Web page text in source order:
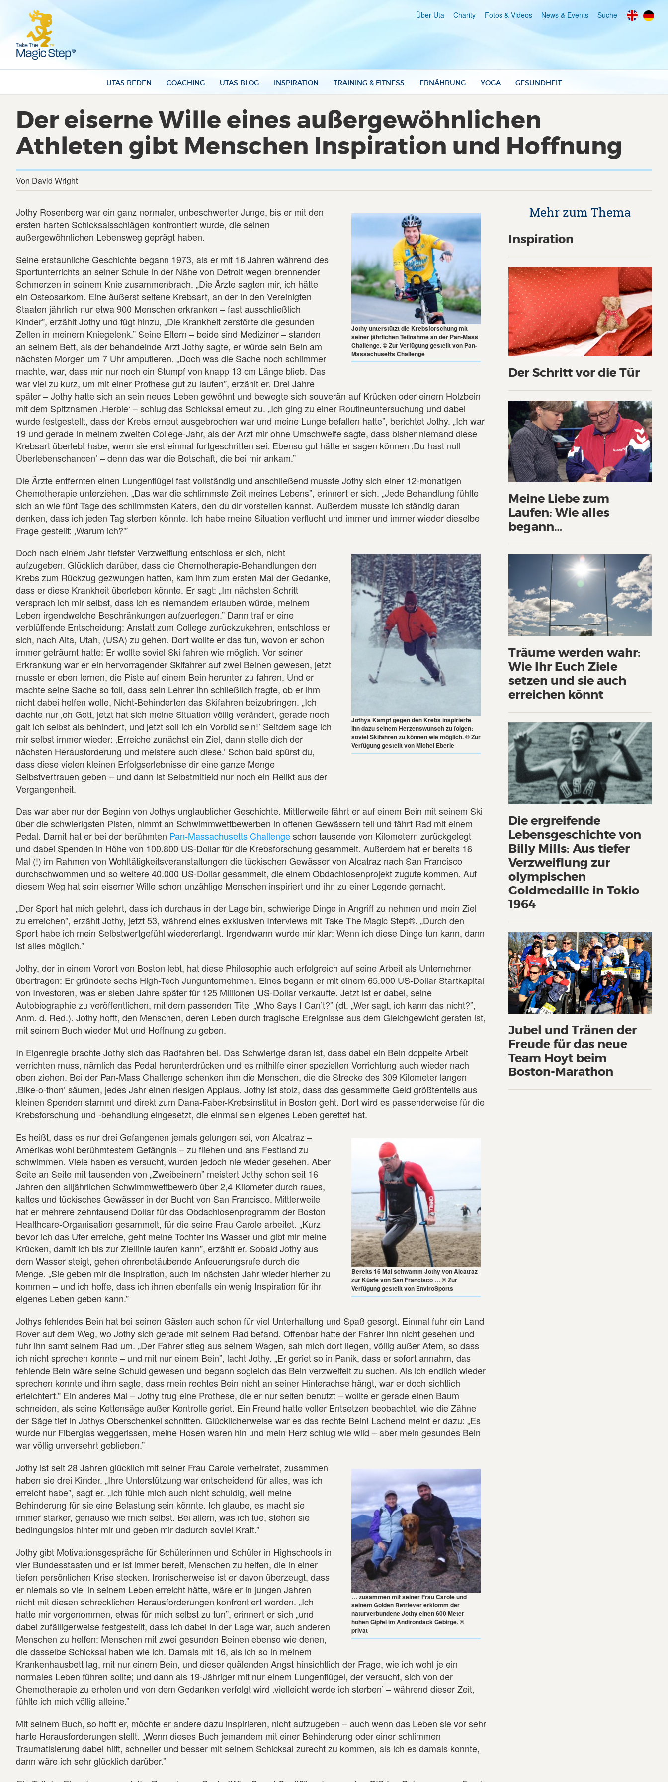
UTAS REDEN COACHING UTAS BLOG INSPIRATION TRAINING & FITNESS ERNÄHRUNG YOGA GESUNDHEIT
Über Uta Charity Fotos & Videos News & Events Suche
Der eiserne Wille eines außergewöhnlichen
Athleten gibt Menschen Inspiration und Hoffnung
Von David Wright
Jothy unterstützt die Krebsforschung mit
seiner jährlichen Teilnahme an der Pan-Mass
Challenge. © Zur Verfügung gestellt von Pan-
Massachusetts Challenge
Jothy Rosenberg war ein ganz normaler, unbeschwerter Junge, bis er mit den
ersten harten Schicksalsschlägen konfrontiert wurde, die seinen
außergewöhnlichen Lebensweg geprägt haben.
Seine erstaunliche Geschichte begann 1973, als er mit 16 Jahren während des
Sportunterrichts an seiner Schule in der Nähe von Detroit wegen brennender
Schmerzen in seinem Knie zusammenbrach. „Die Ärzte sagten mir, ich hätte
ein Osteosarkom. Eine äußerst seltene Krebsart, an der in den Vereinigten
Staaten jährlich nur etwa 900 Menschen erkranken – fast ausschließlich
Kinder”, erzählt Jothy und fügt hinzu, „Die Krankheit zerstörte die gesunden
Zellen in meinem Kniegelenk.” Seine Eltern – beide sind Mediziner – standen
an seinem Bett, als der behandelnde Arzt Jothy sagte, er würde sein Bein am
nächsten Morgen um 7 Uhr amputieren. „Doch was die Sache noch schlimmer
machte, war, dass mir nur noch ein Stumpf von knapp 13 cm Länge blieb. Das
war viel zu kurz, um mit einer Prothese gut zu laufen”, erzählt er. Drei Jahre
später – Jothy hatte sich an sein neues Leben gewöhnt und bewegte sich souverän auf Krücken oder einem Holzbein
mit dem Spitznamen ‚Herbie‘ – schlug das Schicksal erneut zu. „Ich ging zu einer Routineuntersuchung und dabei
wurde festgestellt, dass der Krebs erneut ausgebrochen war und meine Lunge befallen hatte”, berichtet Jothy. „Ich war
19 und gerade in meinem zweiten College-Jahr, als der Arzt mir ohne Umschweife sagte, dass bisher niemand diese
Krebsart überlebt habe, wenn sie erst einmal fortgeschritten sei. Ebenso gut hätte er sagen können ‚Du hast null
Überlebenschancen’ – denn das war die Botschaft, die bei mir ankam.”
Die Ärzte entfernten einen Lungenflügel fast vollständig und anschließend musste Jothy sich einer 12-monatigen
Chemotherapie unterziehen. „Das war die schlimmste Zeit meines Lebens”, erinnert er sich. „Jede Behandlung fühlte
sich an wie fünf Tage des schlimmsten Katers, den du dir vorstellen kannst. Außerdem musste ich ständig daran
denken, dass ich jeden Tag sterben könnte. Ich habe meine Situation verflucht und immer und immer wieder dieselbe
Frage gestellt: ‚Warum ich?'”
Jothys Kampf gegen den Krebs inspirierte
ihn dazu seinem Herzenswunsch zu folgen:
soviel Skifahren zu können wie möglich. © Zur
Verfügung gestellt von Michel Eberle
Doch nach einem Jahr tiefster Verzweiflung entschloss er sich, nicht
aufzugeben. Glücklich darüber, dass die Chemotherapie-Behandlungen den
Krebs zum Rückzug gezwungen hatten, kam ihm zum ersten Mal der Gedanke,
dass er diese Krankheit überleben könnte. Er sagt: „Im nächsten Schritt
versprach ich mir selbst, dass ich es niemandem erlauben würde, meinem
Leben irgendwelche Beschränkungen aufzuerlegen.” Dann traf er eine
verblüffende Entscheidung: Anstatt zum College zurückzukehren, entschloss er
sich, nach Alta, Utah, (USA) zu gehen. Dort wollte er das tun, wovon er schon
immer geträumt hatte: Er wollte soviel Ski fahren wie möglich. Vor seiner
Erkrankung war er ein hervorragender Skifahrer auf zwei Beinen gewesen, jetzt
musste er eben lernen, die Piste auf einem Bein herunter zu fahren. Und er
machte seine Sache so toll, dass sein Lehrer ihn schließlich fragte, ob er ihm
nicht dabei helfen wolle, Nicht-Behinderten das Skifahren beizubringen. „Ich
dachte nur ‚oh Gott, jetzt hat sich meine Situation völlig verändert, gerade noch
galt ich selbst als behindert, und jetzt soll ich ein Vorbild sein!’ Seitdem sage ich
mir selbst immer wieder: ‚Erreiche zunächst ein Ziel, dann stelle dich der
nächsten Herausforderung und meistere auch diese.’ Schon bald spürst du,
dass diese vielen kleinen Erfolgserlebnisse dir eine ganze Menge
Selbstvertrauen geben – und dann ist Selbstmitleid nur noch ein Relikt aus der
Vergangenheit.
Das war aber nur der Beginn von Jothys unglaublicher Geschichte. Mittlerweile fährt er auf einem Bein mit seinem Ski
über die schwierigsten Pisten, nimmt an Schwimmwettbewerben in offenen Gewässern teil und fährt Rad mit einem
Pedal. Damit hat er bei der berühmten Pan-Massachusetts Challengeschon tausende von Kilometern zurückgelegt
und dabei Spenden in Höhe von 100.800 US-Dollar für die Krebsforschung gesammelt. Außerdem hat er bereits 16
Mal (!) im Rahmen von Wohltätigkeitsveranstaltungen die tückischen Gewässer von Alcatraz nach San Francisco
durchschwommen und so weitere 40.000 US-Dollar gesammelt, die einem Obdachlosenprojekt zugute kommen. Auf
diesem Weg hat sein eiserner Wille schon unzählige Menschen inspiriert und ihn zu einer Legende gemacht.
„Der Sport hat mich gelehrt, dass ich durchaus in der Lage bin, schwierige Dinge in Angriff zu nehmen und mein Ziel
zu erreichen”, erzählt Jothy, jetzt 53, während eines exklusiven Interviews mit Take The Magic Step®. „Durch den
Sport habe ich mein Selbstwertgefühl wiedererlangt. Irgendwann wurde mir klar: Wenn ich diese Dinge tun kann, dann
ist alles möglich.”
Jothy, der in einem Vorort von Boston lebt, hat diese Philosophie auch erfolgreich auf seine Arbeit als Unternehmer
übertragen: Er gründete sechs High-Tech Jungunternehmen. Eines begann er mit einem 65.000 US-Dollar Startkapital
von Investoren, was er sieben Jahre später für 125 Millionen US-Dollar verkaufte. Jetzt ist er dabei, seine
Autobiographie zu veröffentlichen, mit dem passenden Titel „Who Says I Can’t?” (dt. „Wer sagt, ich kann das nicht?”,
Anm. d. Red.). Jothy hofft, den Menschen, deren Leben durch tragische Ereignisse aus dem Gleichgewicht geraten ist,
mit seinem Buch wieder Mut und Hoffnung zu geben.
In Eigenregie brachte Jothy sich das Radfahren bei. Das Schwierige daran ist, dass dabei ein Bein doppelte Arbeit
verrichten muss, nämlich das Pedal herunterdrücken und es mithilfe einer speziellen Vorrichtung auch wieder nach
oben ziehen. Bei der Pan-Mass Challenge schenken ihm die Menschen, die die Strecke des 309 Kilometer langen
‚Bike-o-thon’ säumen, jedes Jahr einen riesigen Applaus. Jothy ist stolz, dass das gesammelte Geld größtenteils aus
kleinen Spenden stammt und direkt zum Dana-Faber-Krebsinstitut in Boston geht. Dort wird es passenderweise für die
Krebsforschung und -behandlung eingesetzt, die einmal sein eigenes Leben gerettet hat.
Bereits 16 Mal schwamm Jothy von Alcatraz
zur Küste von San Francisco … © Zur
Verfügung gestellt von EnviroSports
Es heißt, dass es nur drei Gefangenen jemals gelungen sei, von Alcatraz –
Amerikas wohl berühmtestem Gefängnis – zu fliehen und ans Festland zu
schwimmen. Viele haben es versucht, wurden jedoch nie wieder gesehen. Aber
Seite an Seite mit tausenden von „Zweibeinern” meistert Jothy schon seit 16
Jahren den alljährlichen Schwimmwettbewerb über 2,4 Kilometer durch raues,
kaltes und tückisches Gewässer in der Bucht von San Francisco. Mittlerweile
hat er mehrere zehntausend Dollar für das Obdachlosenprogramm der Boston
Healthcare-Organisation gesammelt, für die seine Frau Carole arbeitet. „Kurz
bevor ich das Ufer erreiche, geht meine Tochter ins Wasser und gibt mir meine
Krücken, damit ich bis zur Ziellinie laufen kann”, erzählt er. Sobald Jothy aus
dem Wasser steigt, gehen ohrenbetäubende Anfeuerungsrufe durch die
Menge. „Sie geben mir die Inspiration, auch im nächsten Jahr wieder hierher zu
kommen – und ich hoffe, dass ich ihnen ebenfalls ein wenig Inspiration für ihr
eigenes Leben geben kann.”
Jothys fehlendes Bein hat bei seinen Gästen auch schon für viel Unterhaltung und Spaß gesorgt. Einmal fuhr ein Land
Rover auf dem Weg, wo Jothy sich gerade mit seinem Rad befand. Offenbar hatte der Fahrer ihn nicht gesehen und
fuhr ihn samt seinem Rad um. „Der Fahrer stieg aus seinem Wagen, sah mich dort liegen, völlig außer Atem, so dass
ich nicht sprechen konnte – und mit nur einem Bein”, lacht Jothy. „Er geriet so in Panik, dass er sofort annahm, das
fehlende Bein wäre seine Schuld gewesen und begann sogleich das Bein verzweifelt zu suchen. Als ich endlich wieder
sprechen konnte und ihm sagte, dass mein rechtes Bein nicht an seiner Hinterachse hängt, war er doch sichtlich
erleichtert.” Ein anderes Mal – Jothy trug eine Prothese, die er nur selten benutzt – wollte er gerade einen Baum
schneiden, als seine Kettensäge außer Kontrolle geriet. Ein Freund hatte voller Entsetzen beobachtet, wie die Zähne
der Säge tief in Jothys Oberschenkel schnitten. Glücklicherweise war es das rechte Bein! Lachend meint er dazu: „Es
wurde nur Fiberglas weggerissen, meine Hosen waren hin und mein Herz schlug wie wild – aber mein gesundes Bein
war völlig unversehrt geblieben.”
… zusammen mit seiner Frau Carole und
seinem Golden Retriever erklomm der
naturverbundene Jothy einen 600 Meter
hohen Gipfel im Andirondack Gebirge. ©
privat
Jothy ist seit 28 Jahren glücklich mit seiner Frau Carole verheiratet, zusammen
haben sie drei Kinder. „Ihre Unterstützung war entscheidend für alles, was ich
erreicht habe”, sagt er. „Ich fühle mich auch nicht schuldig, weil meine
Behinderung für sie eine Belastung sein könnte. Ich glaube, es macht sie
immer stärker, genauso wie mich selbst. Bei allem, was ich tue, stehen sie
bedingungslos hinter mir und geben mir dadurch soviel Kraft.”
Jothy gibt Motivationsgespräche für Schülerinnen und Schüler in Highschools in
vier Bundesstaaten und er ist immer bereit, Menschen zu helfen, die in einer
tiefen persönlichen Krise stecken. Ironischerweise ist er davon überzeugt, dass
er niemals so viel in seinem Leben erreicht hätte, wäre er in jungen Jahren
nicht mit diesen schrecklichen Herausforderungen konfrontiert worden. „Ich
hatte mir vorgenommen, etwas für mich selbst zu tun”, erinnert er sich „und
dabei zufälligerweise festgestellt, dass ich dabei in der Lage war, auch anderen
Menschen zu helfen: Menschen mit zwei gesunden Beinen ebenso wie denen,
die dasselbe Schicksal haben wie ich. Damals mit 16, als ich so in meinem
Krankenhausbett lag, mit nur einem Bein, und dieser quälenden Angst hinsichtlich der Frage, wie ich wohl je ein
normales Leben führen sollte; und dann als 19-Jähriger mit nur einem Lungenflügel, der versucht, sich von der
Chemotherapie zu erholen und von dem Gedanken verfolgt wird ‚vielleicht werde ich sterben’ – während dieser Zeit,
fühlte ich mich völlig alleine.”
Mit seinem Buch, so hofft er, möchte er andere dazu inspirieren, nicht aufzugeben – auch wenn das Leben sie vor sehr
harte Herausforderungen stellt. „Wenn dieses Buch jemandem mit einer Behinderung oder einer schlimmen
Traumatisierung dabei hilft, schneller und besser mit seinem Schicksal zurecht zu kommen, als ich es damals konnte,
dann wäre ich sehr glücklich darüber.”
Mehr zum Thema
Inspiration
Der Schritt vor die Tür
Meine Liebe zum
Laufen: Wie alles
begann…
Träume werden wahr:
Wie Ihr Euch Ziele
setzen und sie auch
erreichen könnt
Die ergreifende
Lebensgeschichte von
Billy Mills: Aus tiefer
Verzweiflung zur
olympischen
Goldmedaille in Tokio
1964
Jubel und Tränen der
Freude für das neue
Team Hoyt beim
Boston-Marathon